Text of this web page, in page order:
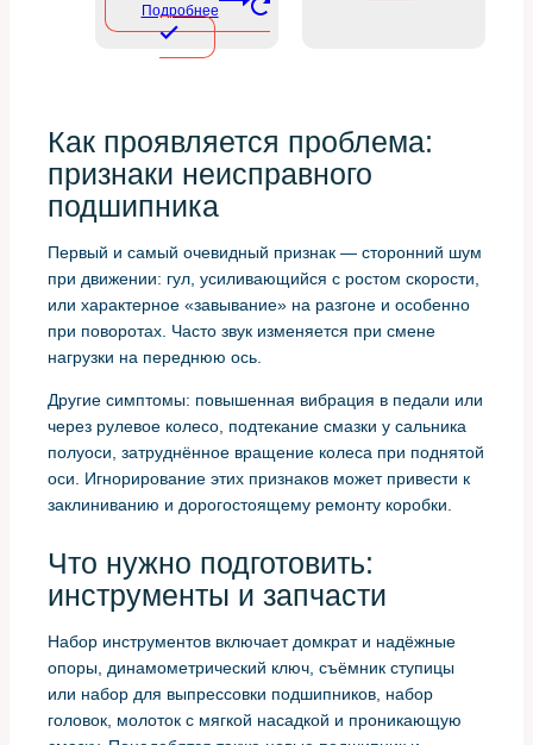
Подробнее
Как проявляется проблема:
признаки неисправного
подшипника
Первый и самый очевидный признак — сторонний шум
при движении: гул, усиливающийся с ростом скорости,
или характерное «завывание» на разгоне и особенно
при поворотах. Часто звук изменяется при смене
нагрузки на переднюю ось.
Другие симптомы: повышенная вибрация в педали или
через рулевое колесо, подтекание смазки у сальника
полуоси, затруднённое вращение колеса при поднятой
оси. Игнорирование этих признаков может привести к
заклиниванию и дорогостоящему ремонту коробки.
Что нужно подготовить:
инструменты и запчасти
Набор инструментов включает домкрат и надёжные
опоры, динамометрический ключ, съёмник ступицы
или набор для выпрессовки подшипников, набор
головок, молоток с мягкой насадкой и проникающую